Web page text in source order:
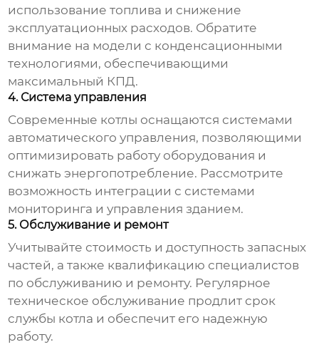
использование топлива и снижение
эксплуатационных расходов. Обратите
внимание на модели с конденсационными
технологиями, обеспечивающими
максимальный КПД.
4. Система управления
Современные котлы оснащаются системами
автоматического управления, позволяющими
оптимизировать работу оборудования и
снижать энергопотребление. Рассмотрите
возможность интеграции с системами
мониторинга и управления зданием.
5. Обслуживание и ремонт
Учитывайте стоимость и доступность запасных
частей, а также квалификацию специалистов
по обслуживанию и ремонту. Регулярное
техническое обслуживание продлит срок
службы котла и обеспечит его надежную
работу.